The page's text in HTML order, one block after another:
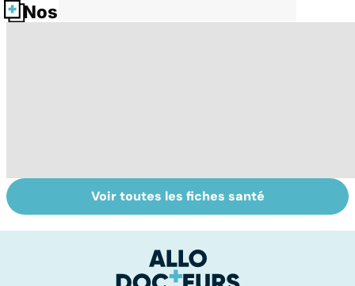
Nos fiches santé
Sécheresse
vaginale : un
Pesticides :
retour au bio ?
Voir toutes les fiches santé